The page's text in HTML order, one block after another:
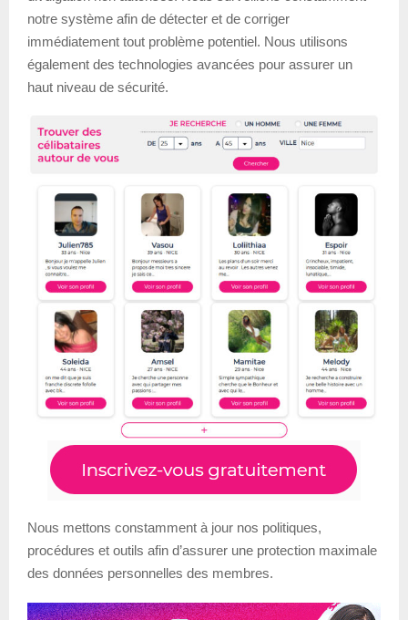
notre système afin de détecter et de corriger
immédiatement tout problème potentiel. Nous utilisons
également des technologies avancées pour assurer un
haut niveau de sécurité.
Nous mettons constamment à jour nos politiques,
procédures et outils afin d’assurer une protection maximale
des données personnelles des membres.